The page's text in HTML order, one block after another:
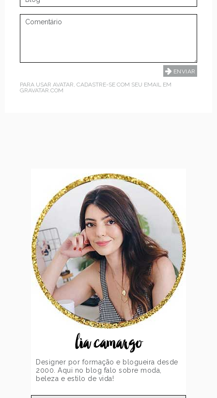
PARA USAR AVATAR, CADASTRE-SE COM SEU EMAIL EM
GRAVATAR.COM
lia camargo
Designer por formação e blogueira desde
2000. Aqui no blog falo sobre moda,
beleza e estilo de vida!